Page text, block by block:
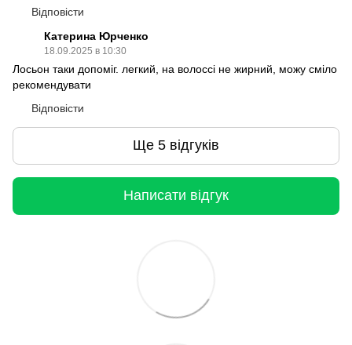
Відповісти
Катерина Юрченко
18.09.2025 в 10:30
Лосьон таки допоміг. легкий, на волоссі не жирний, можу сміло
рекомендувати
Відповісти
Ще 5 відгуків
Написати відгук